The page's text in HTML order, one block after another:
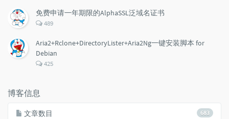
数：
免费申请一年期限的AlphaSSL泛域名证书
评
数：
489
Aria2+Rclone+DirectoryLister+Aria2Ng一键安装脚本 for
Debian
评
425
博客信息
683
文章数目